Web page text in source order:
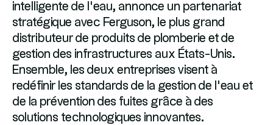
intelligente de l’eau, annonce un partenariat
stratégique avec Ferguson, le plus grand
distributeur de produits de plomberie et de
gestion des infrastructures aux États-Unis.
Ensemble, les deux entreprises visent à
redéfinir les standards de la gestion de l’eau et
de la prévention des fuites grâce à des
solutions technologiques innovantes.